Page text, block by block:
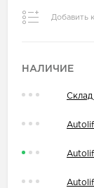
Добавить
НАЛИЧИЕ
Склад